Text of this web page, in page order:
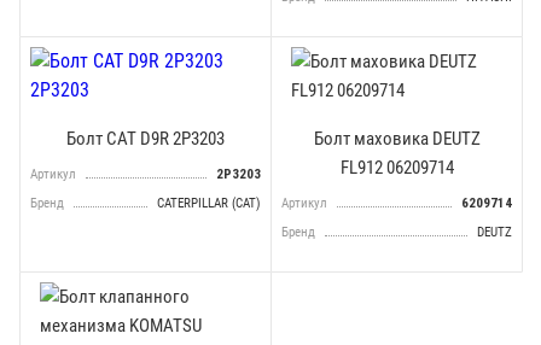
Болт CAT D9R 2P3203
Артикул
2P3203
Бренд
CATERPILLAR (CAT)
Болт маховика DEUTZ
FL912 06209714
Артикул
6209714
Бренд
DEUTZ